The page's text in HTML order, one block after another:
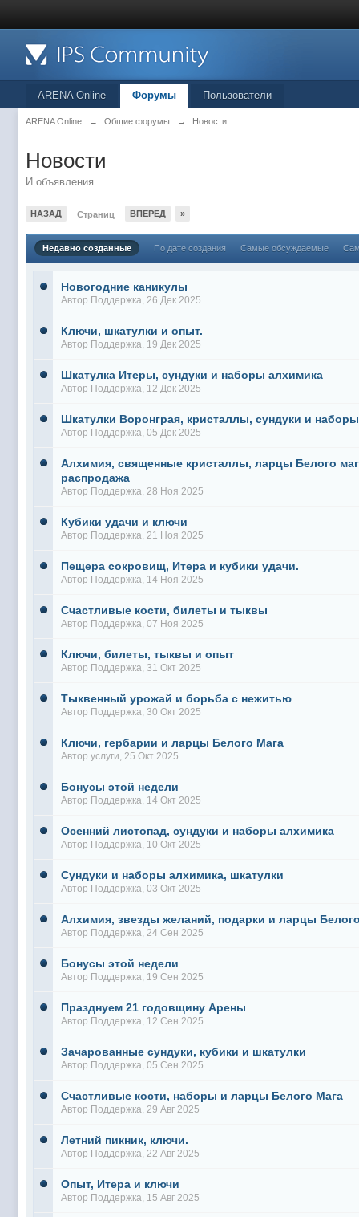
ARENA Online Форумы Пользователи
ARENA Online → Общие форумы → Новости
Новости
И объявления
НАЗАД Страниц ВПЕРЕД »
Недавно созданные По дате создания Самые обсуждаемые
Новогодние каникулы
Автор Поддержка, 26 Дек 2025
Ключи, шкатулки и опыт.
Автор Поддержка, 19 Дек 2025
Шкатулка Итеры, сундуки и наборы алхимика
Автор Поддержка, 12 Дек 2025
Шкатулки Воронграя, кристаллы, сундуки и
Автор Поддержка, 05 Дек 2025
Алхимия, священные кристаллы, ларцы Белого
распродажа
Автор Поддержка, 28 Ноя 2025
Кубики удачи и ключи
Автор Поддержка, 21 Ноя 2025
Пещера сокровищ, Итера и кубики удачи.
Автор Поддержка, 14 Ноя 2025
Счастливые кости, билеты и тыквы
Автор Поддержка, 07 Ноя 2025
Ключи, билеты, тыквы и опыт
Автор Поддержка, 31 Окт 2025
Тыквенный урожай и борьба с нежитью
Автор Поддержка, 30 Окт 2025
Ключи, гербарии и ларцы Белого Мага
Автор услуги, 25 Окт 2025
Бонусы этой недели
Автор Поддержка, 14 Окт 2025
Осенний листопад, сундуки и наборы алхимика
Автор Поддержка, 10 Окт 2025
Сундуки и наборы алхимика, шкатулки
Автор Поддержка, 03 Окт 2025
Алхимия, звезды желаний, подарки и ларцы
Автор Поддержка, 24 Сен 2025
Бонусы этой недели
Автор Поддержка, 19 Сен 2025
Празднуем 21 годовщину Арены
Автор Поддержка, 12 Сен 2025
Зачарованные сундуки, кубики и шкатулки
Автор Поддержка, 05 Сен 2025
Счастливые кости, наборы и ларцы Белого Мага
Автор Поддержка, 29 Авг 2025
Летний пикник, ключи.
Автор Поддержка, 22 Авг 2025
Опыт, Итера и ключи
Автор Поддержка, 15 Авг 2025